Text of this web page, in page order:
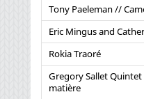
Tony Paeleman //
Eric Mingus and
Rokia Traoré
Gregory Sallet
matière